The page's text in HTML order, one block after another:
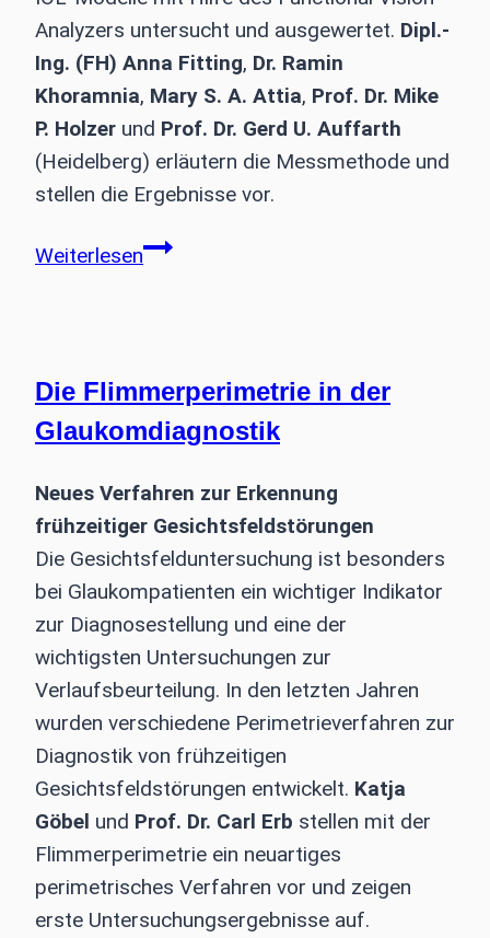
Analyzers untersucht und ausgewertet. Dipl.-
Ing. (FH) Anna Fitting, Dr. Ramin
Khoramnia, Mary S. A. Attia, Prof. Dr. Mike
P. Holzer und Prof. Dr. Gerd U. Auffarth
(Heidelberg) erläutern die Messmethode und
stellen die Ergebnisse vor.
WeiterlesenKontrastsensitivität
Die Flimmerperimetrie in der
Glaukomdiagnostik
Neues Verfahren zur Erkennung
frühzeitiger Gesichtsfeldstörungen
Die Gesichtsfelduntersuchung ist besonders
bei Glaukompatienten ein wichtiger Indikator
zur Diagnosestellung und eine der
wichtigsten Untersuchungen zur
Verlaufsbeurteilung. In den letzten Jahren
wurden verschiedene Perimetrieverfahren zur
Diagnostik von frühzeitigen
Gesichtsfeldstörungen entwickelt. Katja
Göbel und Prof. Dr. Carl Erb stellen mit der
Flimmerperimetrie ein neuartiges
perimetrisches Verfahren vor und zeigen
erste Untersuchungsergebnisse auf.